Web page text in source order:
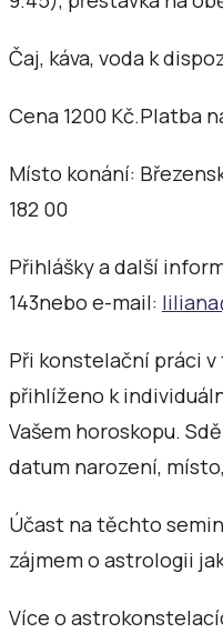
Čaj, káva, voda k
Cena 1200 Kč.Platba
Místo konání:
182 00
Přihlášky a další
143nebo e-mail:
Při konstelační práci
přihlíženo k
Vašem horoskopu.
datum narození,
Účast na těchto
zájmem o astrologii
Více o